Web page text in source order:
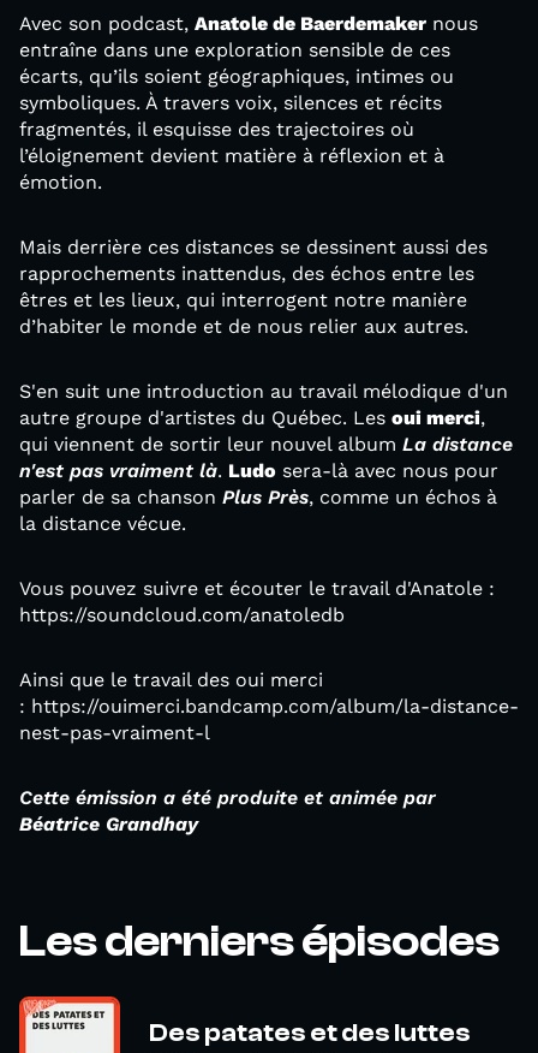
Avec son podcast, Anatole de Baerdemaker nous
entraîne dans une exploration sensible de ces
écarts, qu’ils soient géographiques, intimes ou
symboliques. À travers voix, silences et récits
fragmentés, il esquisse des trajectoires où
l’éloignement devient matière à réflexion et à
émotion.
Mais derrière ces distances se dessinent aussi des
rapprochements inattendus, des échos entre les
êtres et les lieux, qui interrogent notre manière
d’habiter le monde et de nous relier aux autres.
S'en suit une introduction au travail mélodique d'un
autre groupe d'artistes du Québec. Les oui merci,
qui viennent de sortir leur nouvel album La distance
n'est pas vraiment là. Ludo sera-là avec nous pour
parler de sa chanson Plus Près, comme un échos à
la distance vécue.
Vous pouvez suivre et écouter le travail d'Anatole :
https://soundcloud.com/anatoledb
Ainsi que le travail des oui merci
: https://ouimerci.bandcamp.com/album/la-distance-
nest-pas-vraiment-l
Cette émission a été produite et animée par
Béatrice Grandhay
Les derniers épisodes
Des patates et des luttes